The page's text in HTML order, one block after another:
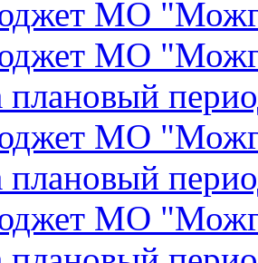
МО
МО
плановый
МО
плановый
МО